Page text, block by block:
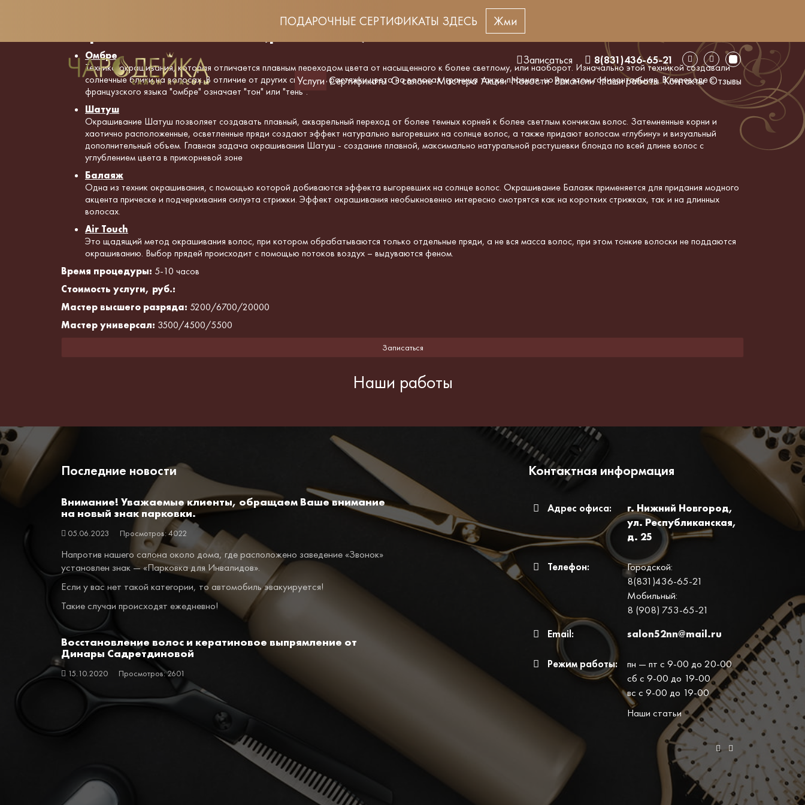
ПОДАРОЧНЫЕ СЕРТИФИКАТЫ ЗДЕСЬ Жми
Записаться
8(831)436-65-21
Услуги Сертификаты О салоне Мастера Акции Новости Вакансии Наши работы Контакты Отзывы
Окрашивание волос (растяжки)
Омбре
Техника окрашивания, которая отличается плавным переходом цвета от насыщенного к более светлому, или наоборот. Изначально этой техникой создавали
солнечные блики на волосах. В отличие от других способов растяжки цвета на волосах, граница также плавная, но при этом горизонтальная. В переводе с
французского языка "омбре" означает "тон" или "тень".
Шатуш
Окрашивание Шатуш позволяет создавать плавный, акварельный переход от более темных корней к более светлым кончикам волос. Затемненные корни и
хаотично расположенные, осветленные пряди создают эффект натурально выгоревших на солнце волос, а также придают волосам «глубину» и визуальный
дополнительный объем. Главная задача окрашивания Шатуш - создание плавной, максимально натуральной растушевки блонда по всей длине волос с
углублением цвета в прикорневой зоне
Балаяж
Одна из техник окрашивания, с помощью которой добиваются эффекта выгоревших на солнце волос. Окрашивание Балаяж применяется для придания модного
акцента прическе и подчеркивания силуэта стрижки. Эффект окрашивания необыкновенно интересно смотрятся как на коротких стрижках, так и на длинных
волосах.
Air Touch
Это щадящий метод окрашивания волос, при котором обрабатываются только отдельные пряди, а не вся масса волос, при этом тонкие волоски не поддаются
окрашиванию. Выбор прядей происходит с помощью потоков воздух – выдуваются феном.
Время процедуры: 5-10 часов
Стоимость услуги, руб.:
Мастер высшего разряда: 5200/6700/20000
Мастер универсал: 3500/4500/5500
Записаться
Наши работы
Последние новости
Внимание! Уважаемые клиенты, обращаем Ваше внимание
на новый знак парковки.
05.06.2023 Просмотров: 4022
Напротив нашего салона около дома, где расположено заведение «Звонок»
установлен знак — «Парковка для Инвалидов».
Если у вас нет такой категории, то автомобиль эвакуируется!
Такие случаи происходят ежедневно!
Восстановление волос и кератиновое выпрямление от
Динары Садретдиновой
15.10.2020 Просмотров: 2601
Контактная информация
Адрес офиса:
г. Нижний Новгород,
ул. Республиканская,
д. 25
Телефон:
Городской:
8(831)436-65-21
Мобильный:
8 (908) 753-65-21
Email:
salon52nn@mail.ru
Режим работы:
пн — пт с 9-00 до 20-00
сб с 9-00 до 19-00
вс с 9-00 до 19-00
Наши статьи